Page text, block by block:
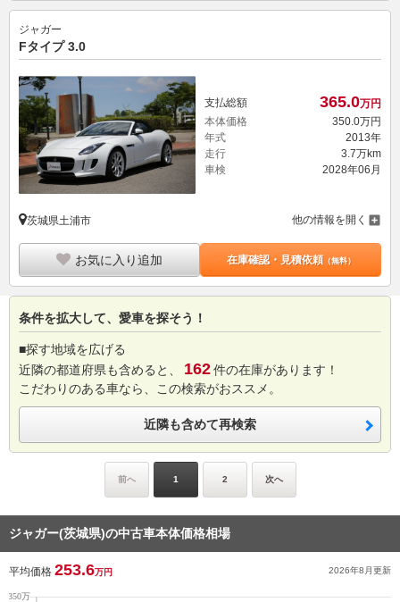
ジャガー
Fタイプ 3.0
支払総額 365.0万円
本体価格
350. 0万円
年式
2013年
走行
3.7万km
車検
2028年06月
茨城県土浦市 他の情報を開く
お気に入り追加 在庫確認・見積依頼（無料）
条件を拡大して、愛車を探そう！
■探す地域を広げる
近隣の都道府県も含めると、
162件の在庫があります！
こだわりのある車なら、この検索がおススメ。
近隣も含めて再検索
前へ 1 2 次へ
ジャガー(茨城県)の中古車本体価格相場
平均価格 253.6万円 2026年8月更新